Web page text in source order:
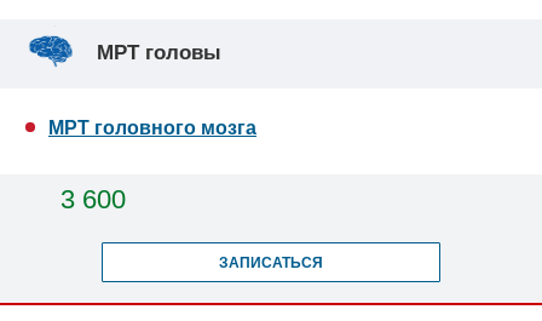
МРТ головы
МРТ головного мозга
3 600
ЗАПИСАТЬСЯ